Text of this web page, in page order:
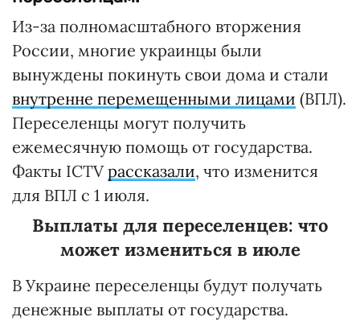
Из-за полномасштабного вторжения
России, многие украинцы были
вынуждены покинуть свои дома и стали
внутренне перемещенными лицами (ВПЛ).
Переселенцы могут получить
ежемесячную помощь от государства.
Факты ICTVрассказали, что изменится
для ВПЛ с 1 июля.
Выплаты для переселенцев: что
может измениться в июле
В Украине переселенцы будут получать
денежные выплаты от государства.